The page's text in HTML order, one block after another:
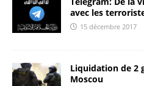
avec les
15 décembre 2017
Liquidation de 2
Moscou